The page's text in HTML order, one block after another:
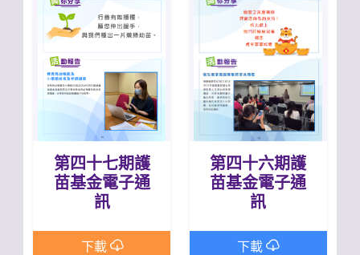
第四十七期護
苗基金電子通
訊
下載
第四十六期護
苗基金電子通
訊
下載